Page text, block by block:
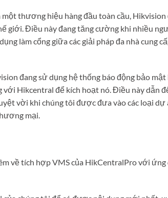
thương hiệu hàng đầu toàn cầu, Hikvision
giới. Điều này đang tăng cường khi nhiều
làm cổng giữa các giải pháp đa nhà cung
đang sử dụng hệ thống báo động bảo
với Hikcentral để kích hoạt nó. Điều này dẫn
vời khi chúng tôi được đưa vào các loại
mại.
về tích hợp VMS của HikCentralPro với ứng